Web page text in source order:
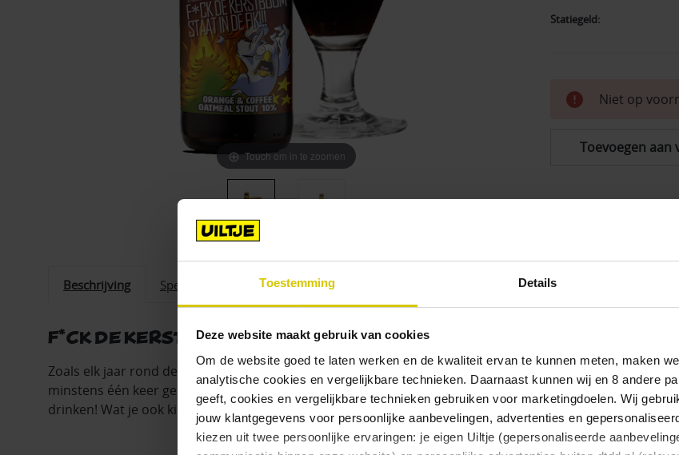
Toestemming Details
Deze website maakt gebruik van cookies
Om de website goed te laten werken en de kwaliteit ervan te kunnen meten, maken
analytische cookies en vergelijkbare technieken. Daarnaast kunnen wij en 8 andere
geeft, cookies en vergelijkbare technieken gebruiken voor marketingdoelen. Wij
jouw klantgegevens voor persoonlijke aanbevelingen, advertenties en
kiezen uit twee persoonlijke ervaringen: je eigen Uiltje (gepersonaliseerde
Touch om in te zoomen
Statiegeld:
voorraad:
Niet op
Toevoegen aan
Beschrijving Specificaties
F*ck de Kerstboom staat in de Fik!
Zoals elk jaar rond deze tijd, zingen we vrolijke kerstliedjes en brouwen we een van onze favorieten.
minstens één keer gedronken moet hebben. Je kunt ervoor kiezen om hem zelf achter in een donkere
drinken! Wat je ook kiest, geniet er zeker van.